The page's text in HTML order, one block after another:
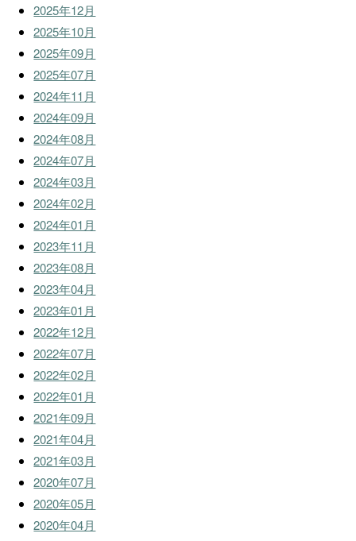
2025年12月
2025年10月
2025年09月
2025年07月
2024年11月
2024年09月
2024年08月
2024年07月
2024年03月
2024年02月
2024年01月
2023年11月
2023年08月
2023年04月
2023年01月
2022年12月
2022年07月
2022年02月
2022年01月
2021年09月
2021年04月
2021年03月
2020年07月
2020年05月
2020年04月